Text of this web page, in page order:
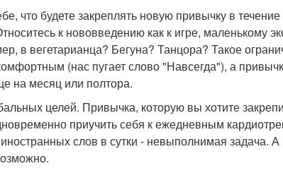
что будете закреплять новую привычку в
к нововведению как к игре, маленькому
в вегетарианца? Бегуна? Танцора? Такое
(нас пугает слово "Навсегда"), а
на месяц или полтора.
целей. Привычка, которую вы хотите
приучить себя к ежедневным
слов в сутки - невыполнимая задача. А